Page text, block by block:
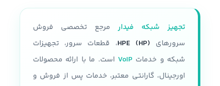
تجهیز شبکه فیدار مرجع تخصصی فروش
سرورهای HPE (HP)، قطعات سرور، تجهیزات
شبکه و خدمات VoIP است. ما با ارائه محصولات
اورجینال، گارانتی معتبر، خدمات پس از فروش و